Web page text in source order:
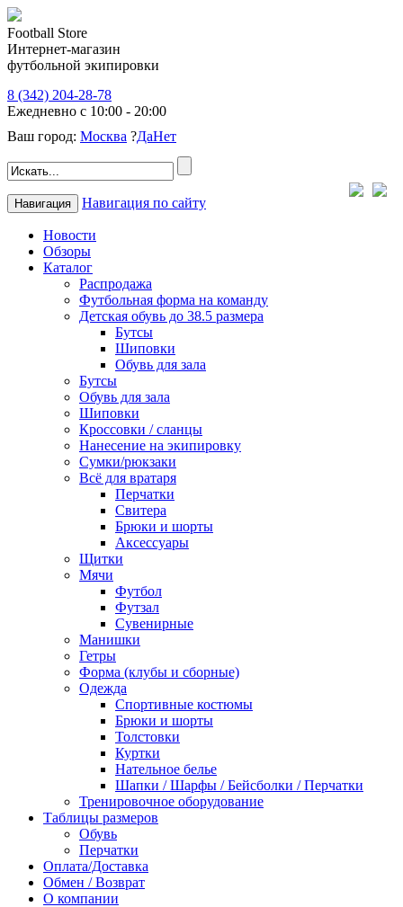
Football Store
Интернет-магазин
футбольной экипировки
8 (342) 204-28-78
Ежедневно с 10:00 - 20:00
Ваш город: Москва ?ДаНет
Навигация Навигация по сайту
Новости
Обзоры
Каталог
Распродажа
Футбольная форма на команду
Детская обувь до 38.5 размера
Бутсы
Шиповки
Обувь для зала
Бутсы
Обувь для зала
Шиповки
Кроссовки / сланцы
Нанесение на экипировку
Сумки/рюкзаки
Всё для вратаря
Перчатки
Cвитера
Брюки и шорты
Аксессуары
Щитки
Мячи
Футбол
Футзал
Сувенирные
Манишки
Гетры
Форма (клубы и сборные)
Одежда
Спортивные костюмы
Брюки и шорты
Толстовки
Куртки
Нательное белье
Шапки / Шарфы / Бейсболки / Перчатки
Тренировочное оборудование
Таблицы размеров
Обувь
Перчатки
Оплата/Доставка
Обмен / Возврат
О компании